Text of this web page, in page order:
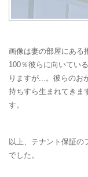
画像は妻の部屋にある
100％彼らに向いてい
りますが...。彼らのお
持ちすら生まれてきま
す。
以上、テナント保証の
でした。